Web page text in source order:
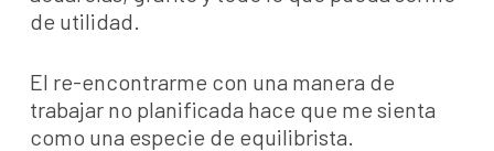
de utilidad.
El re-encontrarme con una manera de
trabajar no planificada hace que me sienta
como una especie de equilibrista.